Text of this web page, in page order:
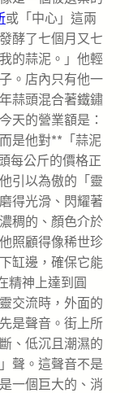
或「中心」這兩
酵了七個月又七
的蒜泥。」他輕
。店內只有他一
蒜頭混合著鐵鏽
天的營業額是：
是他對**「蒜泥
每公斤的價格正
引以為傲的「靈
得光滑、閃耀著
稠的、顏色介於
照顧得像稀世珍
缸邊，確保它能
精神上達到圓
交流時，外面的
是聲音。街上所
、低沉且潮濕的
」聲。這聲音不是
一個巨大的、消